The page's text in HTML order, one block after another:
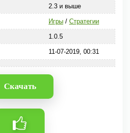
2.3 и выше
Игры/ Стратегии
1.0.5
11-07-2019, 00:31
Скачать